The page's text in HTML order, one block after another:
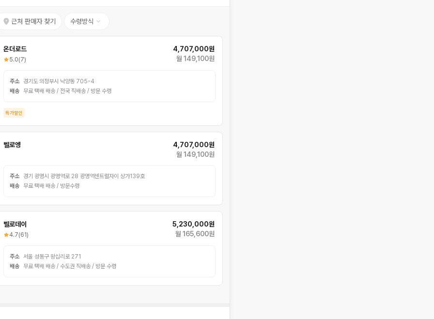
근처 판매자 찾기 수령방식
온더로드
5.0(7)
4,707,000원
월 149,100원
주소
경기도 의정부시 낙양동 705-4
배송
무료 택배 배송 / 전국 직배송 / 방문 수령
특가할인
벨로엥
4,707,000원
월 149,100원
주소
경기 광명시 광명역로 28 광명역센트럴자이 상가139호
배송
무료 택배 배송 / 방문수령
벨로데이
4.7(61)
5,230,000원
월 165,600원
주소 서울 성동구 왕십리로 271
배송
무료 택배 배송 / 수도권 직배송 / 방문 수령